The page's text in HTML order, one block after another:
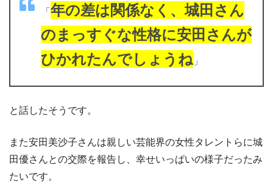
「年の差は関係なく、城田さん
のまっすぐな性格に安田さんが
ひかれたんでしょうね 」
と話したそうです。
また安田美沙子さんは親しい芸能界の女性タレントらに城
田優さんとの交際を報告し、幸せいっぱいの様子だったみ
たいです。